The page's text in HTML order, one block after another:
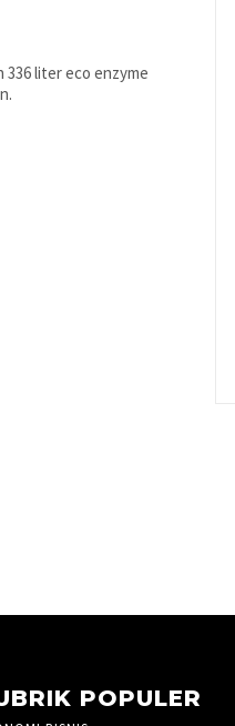
336 liter eco enzyme
POPULER